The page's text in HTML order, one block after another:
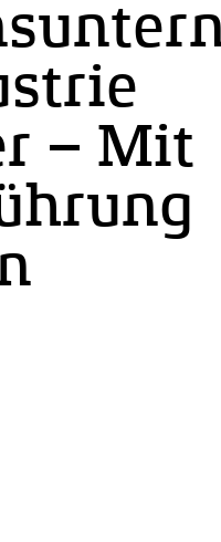
– Mit